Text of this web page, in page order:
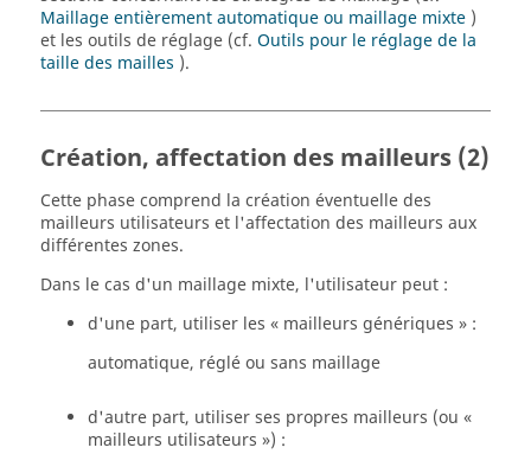
Maillage entièrement automatique ou maillage mixte )
et les outils de réglage (cf. Outils pour le réglage de la
taille des mailles ).
Création, affectation des mailleurs (2)
Cette phase comprend la création éventuelle des
mailleurs utilisateurs et l'affectation des mailleurs aux
différentes zones.
Dans le cas d'un maillage mixte, l'utilisateur peut :
d'une part, utiliser les « mailleurs génériques » :
automatique, réglé ou sans maillage
d'autre part, utiliser ses propres mailleurs (ou «
mailleurs utilisateurs ») :